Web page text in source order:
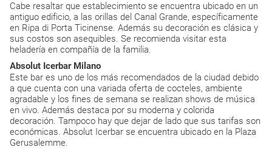
Cabe resaltar que establecimiento se encuentra ubicado en un
antiguo edificio, a las orillas del Canal Grande, específicamente
en Ripa di Porta Ticinense. Además su decoración es clásica y
sus costos son asequibles. Se recomienda visitar esta
heladería en compañía de la familia.
Absolut Icerbar Milano
Este bar es uno de los más recomendados de la ciudad debido
a que cuenta con una variada oferta de cocteles, ambiente
agradable y los fines de semana se realizan shows de música
en vivo. Además destaca por su moderna y colorida
decoración. Tampoco hay que dejar de lado que sus tarifas son
económicas. Absolut Icerbar se encuentra ubicado en la Plaza
Gerusalemme.